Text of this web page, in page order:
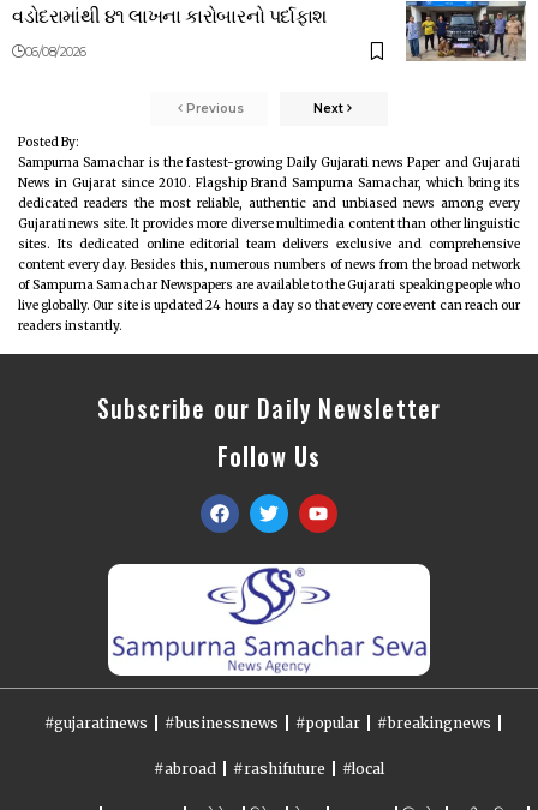
વડોદરામાંથી ૪૧ લાખના કારોબારનો પર્દાફાશ
06/08/2026
Previous Next
Posted By:
Sampurna Samachar is the fastest-growing Daily Gujarati news Paper and Gujarati
News in Gujarat since 2010. Flagship Brand Sampurna Samachar, which bring its
dedicated readers the most reliable, authentic and unbiased news among every
Gujarati news site. It provides more diverse multimedia content than other linguistic
sites. Its dedicated online editorial team delivers exclusive and comprehensive
content every day. Besides this, numerous numbers of news from the broad network
of Sampurna Samachar Newspapers are available to the Gujarati speaking people who
live globally. Our site is updated 24 hours a day so that every core event can reach our
readers instantly.
Subscribe our Daily Newsletter
Follow Us
#gujaratinews #businessnews #popular #breakingnews
#abroad #rashifuture #local